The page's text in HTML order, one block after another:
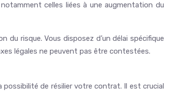
celles liées à une augmentation du
du risque. Vous disposez d’un délai spécifique
légales ne peuvent pas être contestées.
de résilier votre contrat. Il est crucial